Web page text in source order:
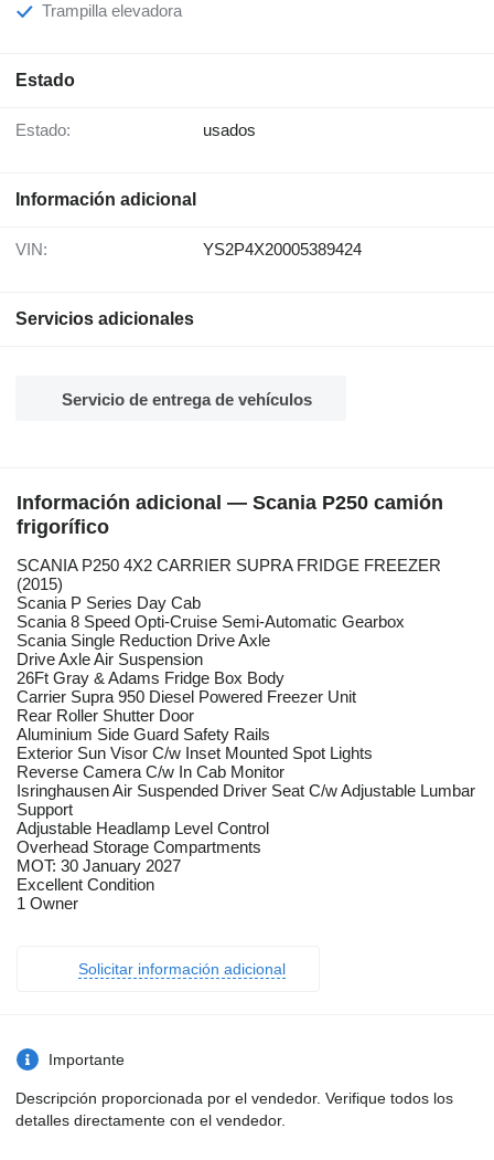
Trampilla elevadora
Estado
Estado: usados
Información adicional
VIN: YS2P4X20005389424
Servicios adicionales
Servicio de entrega de vehículos
Información adicional — Scania P250 camión
frigorífico
SCANIA P250 4X2 CARRIER SUPRA FRIDGE FREEZER
(2015)
Scania P Series Day Cab
Scania 8 Speed Opti-Cruise Semi-Automatic Gearbox
Scania Single Reduction Drive Axle
Drive Axle Air Suspension
26Ft Gray & Adams Fridge Box Body
Carrier Supra 950 Diesel Powered Freezer Unit
Rear Roller Shutter Door
Aluminium Side Guard Safety Rails
Exterior Sun Visor C/w Inset Mounted Spot Lights
Reverse Camera C/w In Cab Monitor
Isringhausen Air Suspended Driver Seat C/w Adjustable Lumbar
Support
Adjustable Headlamp Level Control
Overhead Storage Compartments
MOT: 30 January 2027
Excellent Condition
1 Owner
Solicitar información adicional
Importante
Descripción proporcionada por el vendedor. Verifique todos los
detalles directamente con el vendedor.